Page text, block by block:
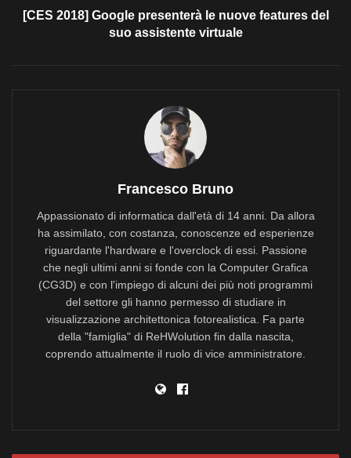
[CES 2018] Google presenterà le nuove features del
suo assistente virtuale
Francesco Bruno
Appassionato di informatica dall'età di 14 anni. Da allora
ha assimilato, con costanza, conoscenze ed esperienze
riguardante l'hardware e l'overclock di essi. Passione
che negli ultimi anni si fonde con la Computer Grafica
(CG3D) e con l'impiego di alcuni dei più noti programmi
del settore gli hanno permesso di studiare in
visualizzazione architettonica fotorealistica. Fa parte
della "famiglia" di ReHWolution fin dalla nascita,
coprendo attualmente il ruolo di vice amministratore.